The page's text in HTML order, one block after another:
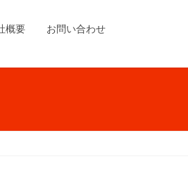
概要 お問い合わせ